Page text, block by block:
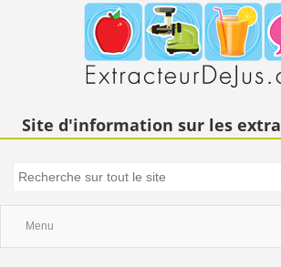
Site d'information sur les
Menu